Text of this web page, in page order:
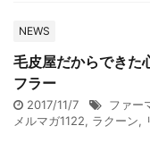
NEWS
毛皮屋だからできた
フラー
2017/11/7 ファー
メルマガ1122, ラクーン,